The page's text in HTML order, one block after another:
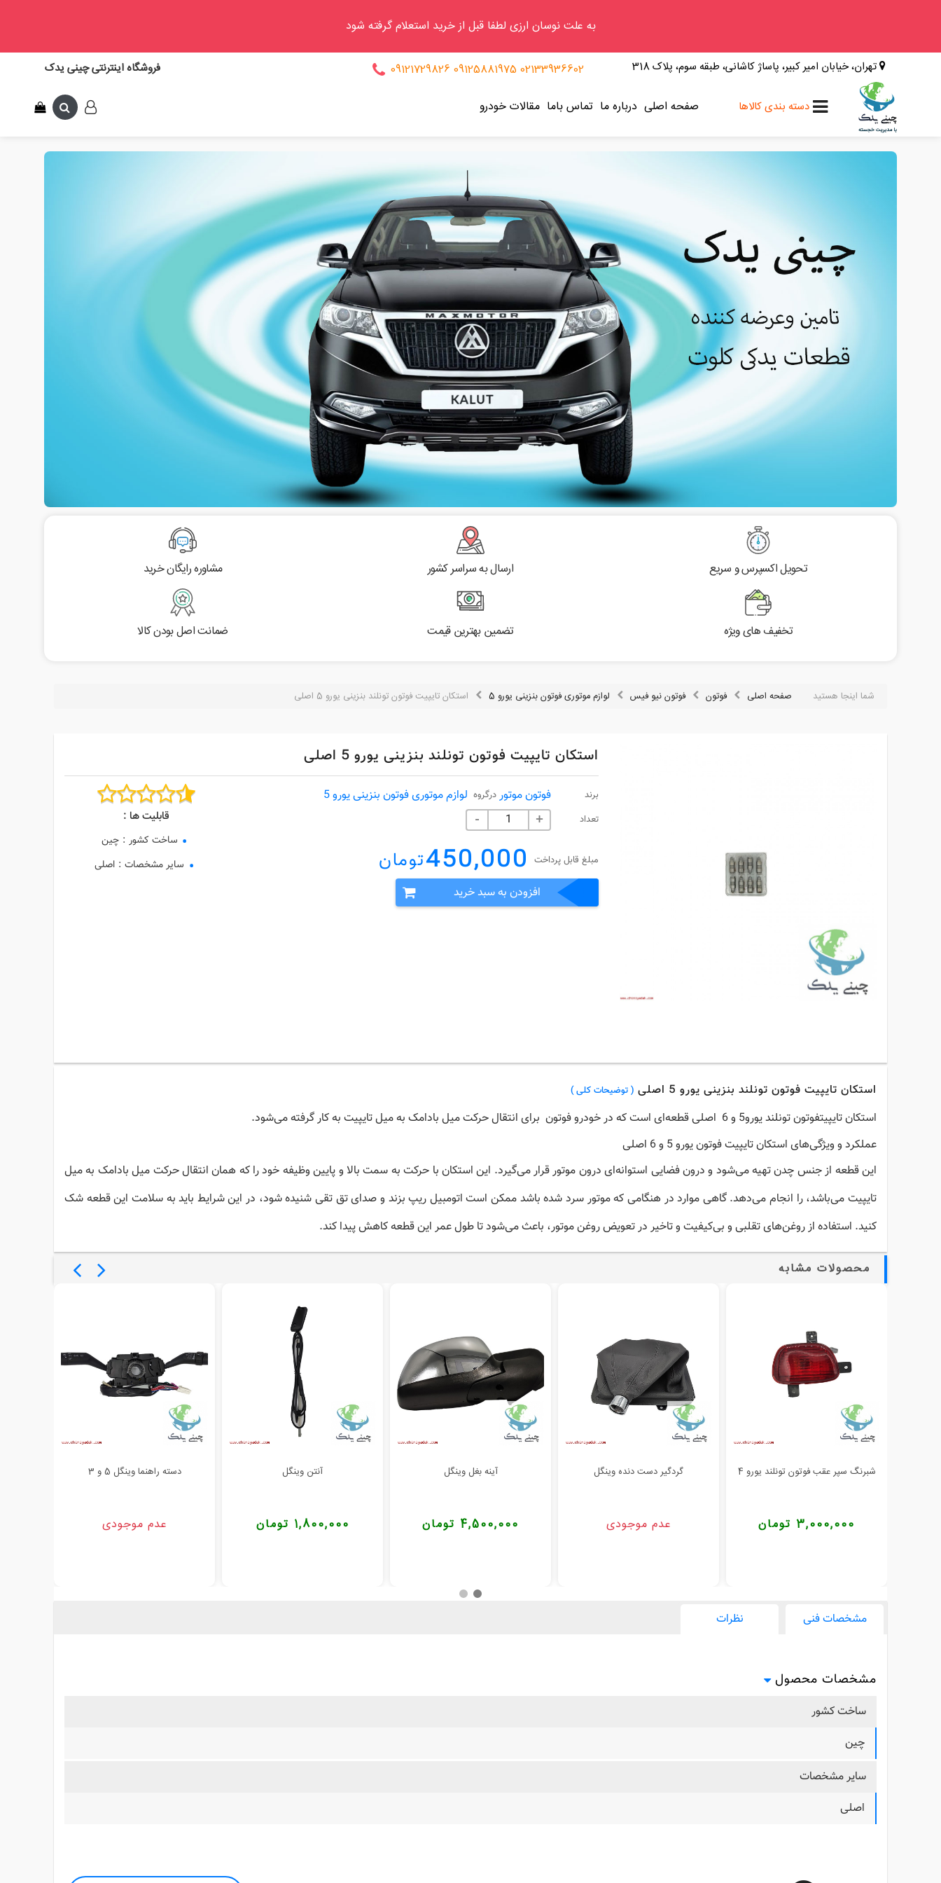
به علت نوسان ارزی لطفا قبل از خرید استعلام گرفته شود
تهران، خیابان امیر کبیر، پاساژ کاشانی، طبقه سوم، پلاک 318 02133936602
09125881975
09121729826 فروشگاه اینترنتی چینی یدک
وینگل
کی ام سی
دسته بندی کالاها صفحه اصلی درباره ما تماس باما مقالات خودرو
تحویل اکسپرس و سریع ارسال به سراسر کشور مشاوره رایگان خرید
تخفیف های ویژه تضمین بهترین قیمت ضمانت اصل بودن کالا
شما اینجا هستید صفحه اصلی فوتون فوتون نیو فیس لوازم موتوری فوتون بنزینی یورو 5 استکان تایپیت فوتون تونلند بنزینی یورو 5 اصلی
استکان تایپیت فوتون تونلند بنزینی یورو 5 اصلی
برند فوتون موتور درگروه لوازم موتوری فوتون بنزینی یورو 5
تعداد - +
مبلغ قابل پرداخت 450,000تومان
افزودن به سبد خرید
قابلیت ها :
ساخت کشور : چین
سایر مشخصات : اصلی
استکان تایپیت فوتون تونلند بنزینی یورو 5 اصلی ( توضیحات کلی )
استکان تایپیتفوتون تونلند یورو5 و 6 اصلی
قطعه‌ای است که در خودرو فوتون برای انتقال حرکت میل بادامک به میل تایپیت به کار گرفته می‌شود.
عملکرد و ویژگی‌های استکان تایپیت فوتون یورو 5 و 6 اصلی
این قطعه از جنس چدن تهیه می‌شود و درون فضایی استوانه‌ای درون موتور قرار می‌گیرد. این استکان با حرکت به سمت بالا و پایین وظیفه خود را که همان انتقال حرکت میل بادامک به میل
تایپیت می‌باشد، را انجام می‌دهد. گاهی موارد در هنگامی که موتور سرد شده باشد ممکن است اتومبیل ریپ بزند و صدای تق تقی شنیده شود، در این شرایط باید به سلامت این قطعه شک
کنید. استفاده از روغن‌های تقلبی و بی‌کیفیت و تاخیر در تعویض روغن موتور، باعث می‌شود تا طول عمر این قطعه کاهش پیدا کند.
محصولات مشابه
شبرنگ سپر عقب فوتون تونلند یورو 4
3,000,000 تومان
گردگیر دست دنده وینگل
عدم موجودی
آینه بغل وینگل
4,500,000 تومان
آنتن وینگل
1,800,000 تومان
دسته راهنما وینگل 5 و 3
عدم موجودی
مشخصات فنی نظرات
مشخصات محصول
ساخت کشور
چین
سایر مشخصات
اصلی